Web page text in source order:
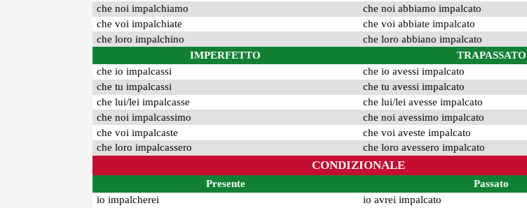
che noi impalchiamo
che voi impalchiate
che loro impalchino
IMPERFETTO
che io impalcassi
che tu impalcassi
che lui/lei impalcasse
che noi impalcassimo
che voi impalcaste
che loro impalcassero
che noi abbiamo impalcato
che voi abbiate impalcato
che loro abbiano impalcato
TRAPASSATO
che io avessi impalcato
che tu avessi impalcato
che lui/lei avesse impalcato
che noi avessimo impalcato
che voi aveste impalcato
che loro avessero impalcato
CONDIZIONALE
Presente
io impalcherei
Passato
io avrei impalcato